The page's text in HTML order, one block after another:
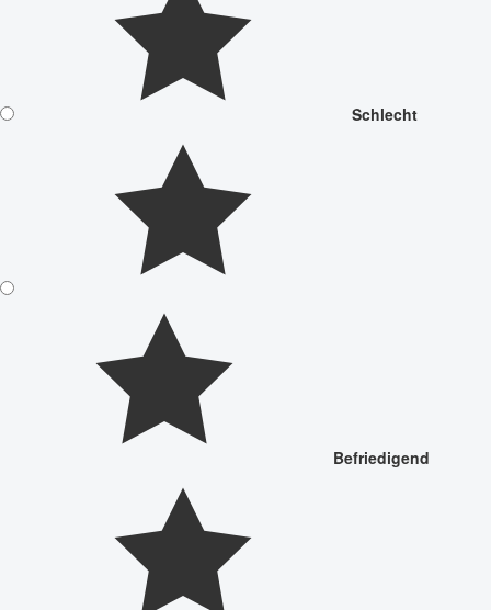
Schlecht
Befriedigend